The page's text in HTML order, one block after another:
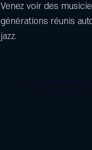
Venez voir des
générations réunis
jazz.